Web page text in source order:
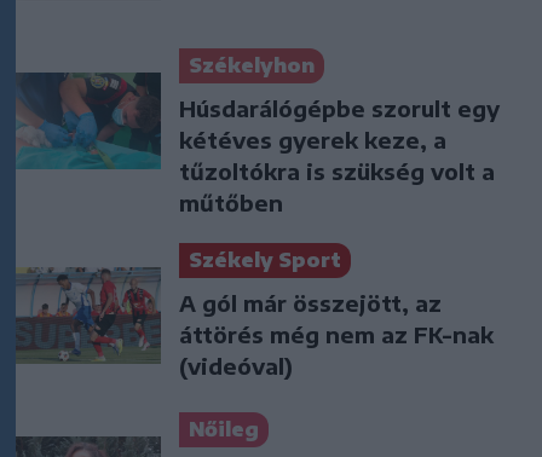
Székelyhon
Húsdarálógépbe szorult egy
kétéves gyerek keze, a
tűzoltókra is szükség volt a
műtőben
Székely Sport
A gól már összejött, az
áttörés még nem az FK-nak
(videóval)
Nőileg